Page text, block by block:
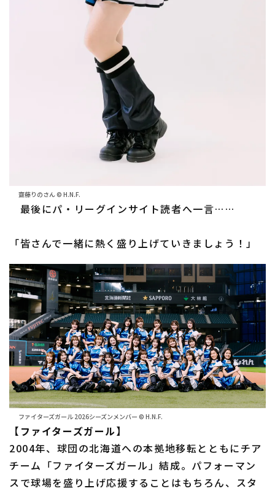
齋藤りのさん © H.N.F.
最後にパ・リーグインサイト読者へ一言……
「皆さんで一緒に熱く盛り上げていきましょう！」
ファイターズガール 2026シーズンメンバー © H.N.F.
【ファイターズガール】
2004年、球団の北海道への本拠地移転とともにチア
チーム「ファイターズガール」結成。パフォーマン
スで球場を盛り上げ応援することはもちろん、スタ